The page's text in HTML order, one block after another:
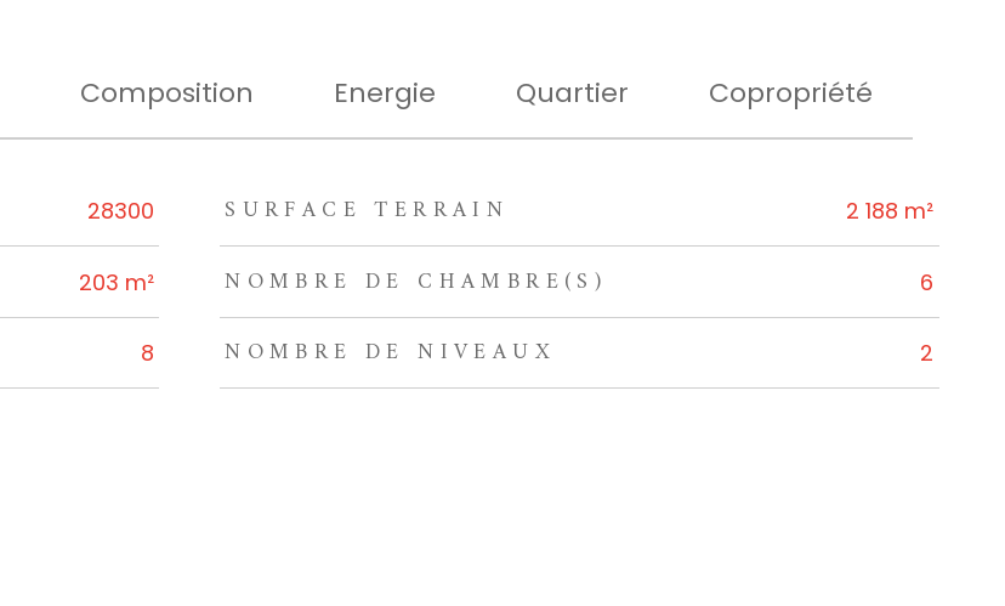
Composition Energie Quartier Copropriété
28300 SURFACE TERRAIN 2 188 m²
203 m² NOMBRE DE CHAMBRE(S) 6
8 NOMBRE DE NIVEAUX 2